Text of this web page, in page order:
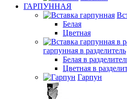
ГАРПУННАЯ
Белая
Цветная
гарпунная в разделитель
Белая в
Цветная в
Гарпун